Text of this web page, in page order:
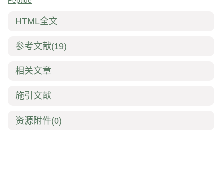
HTML全文
参考文献(19)
相关文章
施引文献
资源附件(0)